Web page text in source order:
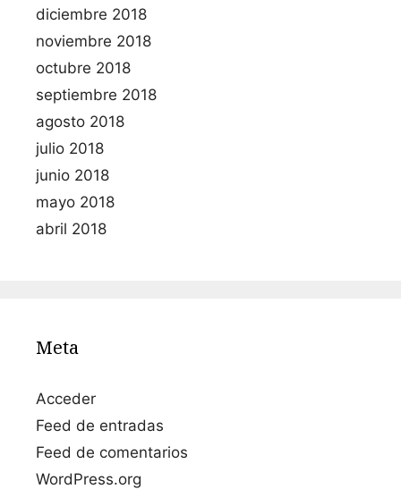
diciembre 2018
noviembre 2018
octubre 2018
septiembre 2018
agosto 2018
julio 2018
junio 2018
mayo 2018
abril 2018
Meta
Acceder
Feed de entradas
Feed de comentarios
WordPress.org